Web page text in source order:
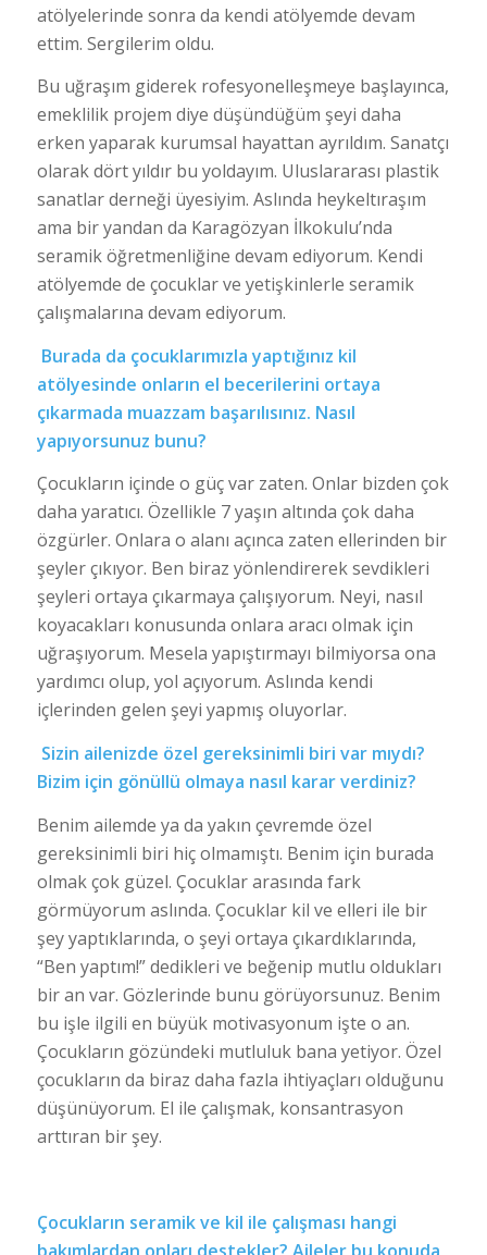
atölyelerinde sonra da kendi atölyemde devam
ettim. Sergilerim oldu.
Bu uğraşım giderek rofesyonelleşmeye başlayınca,
emeklilik projem diye düşündüğüm şeyi daha
erken yaparak kurumsal hayattan ayrıldım. Sanatçı
olarak dört yıldır bu yoldayım. Uluslararası plastik
sanatlar derneği üyesiyim. Aslında heykeltıraşım
ama bir yandan da Karagözyan İlkokulu’nda
seramik öğretmenliğine devam ediyorum. Kendi
atölyemde de çocuklar ve yetişkinlerle seramik
çalışmalarına devam ediyorum.
Burada da çocuklarımızla yaptığınız kil
atölyesinde onların el becerilerini ortaya
çıkarmada muazzam başarılısınız. Nasıl
yapıyorsunuz bunu?
Çocukların içinde o güç var zaten. Onlar bizden çok
daha yaratıcı. Özellikle 7 yaşın altında çok daha
özgürler. Onlara o alanı açınca zaten ellerinden bir
şeyler çıkıyor. Ben biraz yönlendirerek sevdikleri
şeyleri ortaya çıkarmaya çalışıyorum. Neyi, nasıl
koyacakları konusunda onlara aracı olmak için
uğraşıyorum. Mesela yapıştırmayı bilmiyorsa ona
yardımcı olup, yol açıyorum. Aslında kendi
içlerinden gelen şeyi yapmış oluyorlar.
Sizin ailenizde özel gereksinimli biri var mıydı?
Bizim için gönüllü olmaya nasıl karar verdiniz?
Benim ailemde ya da yakın çevremde özel
gereksinimli biri hiç olmamıştı. Benim için burada
olmak çok güzel. Çocuklar arasında fark
görmüyorum aslında. Çocuklar kil ve elleri ile bir
şey yaptıklarında, o şeyi ortaya çıkardıklarında,
“Ben yaptım!” dedikleri ve beğenip mutlu oldukları
bir an var. Gözlerinde bunu görüyorsunuz. Benim
bu işle ilgili en büyük motivasyonum işte o an.
Çocukların gözündeki mutluluk bana yetiyor. Özel
çocukların da biraz daha fazla ihtiyaçları olduğunu
düşünüyorum. El ile çalışmak, konsantrasyon
arttıran bir şey.
Çocukların seramik ve kil ile çalışması hangi